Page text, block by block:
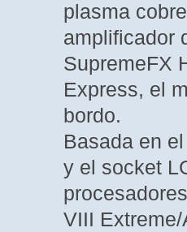
plasma
amplificador
SupremeFX
Express, el
bordo.
Basada en
y el socket
VIII